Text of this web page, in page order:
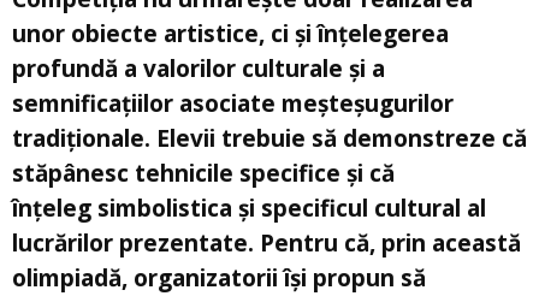
unor obiecte artistice, ci și înțelegerea
profundă a valorilor culturale și a
semnificațiilor asociate meșteșugurilor
tradiționale. Elevii trebuie să demonstreze că
stăpânesc tehnicile specifice și că
înțeleg simbolistica și specificul cultural al
lucrărilor prezentate. Pentru că, prin această
olimpiadă, organizatorii își propun să